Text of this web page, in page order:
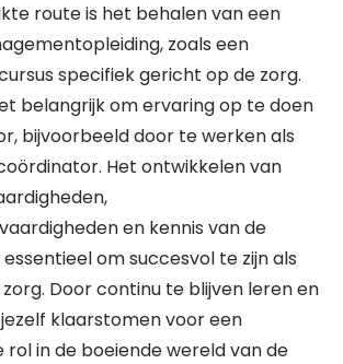
route is het behalen van een
zoals een
specifiek gericht op de zorg.
belangrijk om ervaring op te doen
bijvoorbeeld door te werken als
Het ontwikkelen van
en kennis van de
om succesvol te zijn als
Door continu te blijven leren en
klaarstomen voor een
rol in de boeiende wereld van de